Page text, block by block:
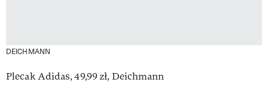
DEICHMANN
Plecak Adidas, 49,99 zł, Deichmann